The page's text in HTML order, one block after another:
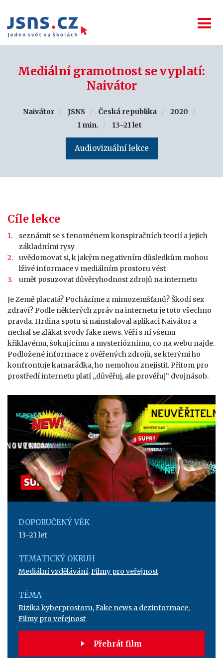
Mediální gramotnost se vyplatí:
Naivátor
Naivátor JSNS Česká republika
2020
1 min.
13–21 let
Audiovizuální lekce
Cíle lekce
seznámit se s fenoménem konspiračních teorií a jejich
základními rysy
uvědomovat si, k jakým negativním důsledkům mohou
lživé informace v mediálním prostoru vést
umět posuzovat důvěryhodnost zdrojů na internetu
Je Země placatá? Pocházíme z mimozemšťanů? Škodí sex
zdraví? Podle některých zpráv na internetu je toto všechno
pravda. Hrdina spotu si nainstaloval aplikaci Naivátor a
nechal se zlákat svody fake news. Věří s ní všemu
křiklavému, šokujícímu a mysterióznímu, co na webu najde.
Podložené informace z ověřených zdrojů, se kterými ho
konfrontuje kamarádka, ho nemohou znejistit. Přitom pro
prostředí internetu platí „důvěřuj, ale prověřuj“ dvojnásob.
DOPORUČENÝ VĚK
13–21 let
TEMATICKÝ OKRUH
Mediální vzdělávání,Filmy pro veřejnost
TÉMA
Rizika kyberprostoru,Fake news a dezinformace,
Filmy pro veřejnost
Přehrát film